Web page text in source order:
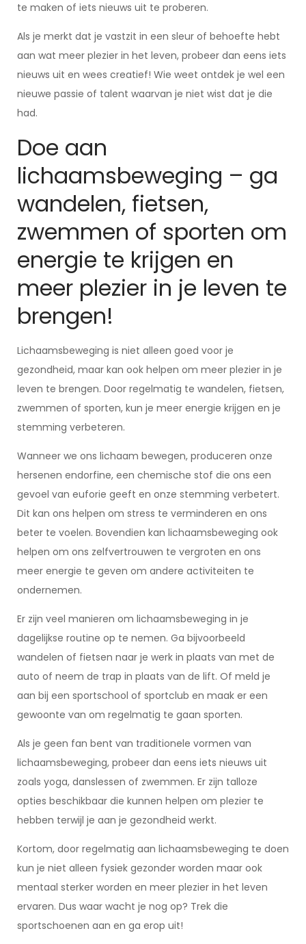
te maken of iets nieuws uit te proberen.
Als je merkt dat je vastzit in een sleur of behoefte hebt
aan wat meer plezier in het leven, probeer dan eens iets
nieuws uit en wees creatief! Wie weet ontdek je wel een
nieuwe passie of talent waarvan je niet wist dat je die
had.
Doe aan
lichaamsbeweging – ga
wandelen, fietsen,
zwemmen of sporten om
energie te krijgen en
meer plezier in je leven te
brengen!
Lichaamsbeweging is niet alleen goed voor je
gezondheid, maar kan ook helpen om meer plezier in je
leven te brengen. Door regelmatig te wandelen, fietsen,
zwemmen of sporten, kun je meer energie krijgen en je
stemming verbeteren.
Wanneer we ons lichaam bewegen, produceren onze
hersenen endorfine, een chemische stof die ons een
gevoel van euforie geeft en onze stemming verbetert.
Dit kan ons helpen om stress te verminderen en ons
beter te voelen. Bovendien kan lichaamsbeweging ook
helpen om ons zelfvertrouwen te vergroten en ons
meer energie te geven om andere activiteiten te
ondernemen.
Er zijn veel manieren om lichaamsbeweging in je
dagelijkse routine op te nemen. Ga bijvoorbeeld
wandelen of fietsen naar je werk in plaats van met de
auto of neem de trap in plaats van de lift. Of meld je
aan bij een sportschool of sportclub en maak er een
gewoonte van om regelmatig te gaan sporten.
Als je geen fan bent van traditionele vormen van
lichaamsbeweging, probeer dan eens iets nieuws uit
zoals yoga, danslessen of zwemmen. Er zijn talloze
opties beschikbaar die kunnen helpen om plezier te
hebben terwijl je aan je gezondheid werkt.
Kortom, door regelmatig aan lichaamsbeweging te doen
kun je niet alleen fysiek gezonder worden maar ook
mentaal sterker worden en meer plezier in het leven
ervaren. Dus waar wacht je nog op? Trek die
sportschoenen aan en ga erop uit!